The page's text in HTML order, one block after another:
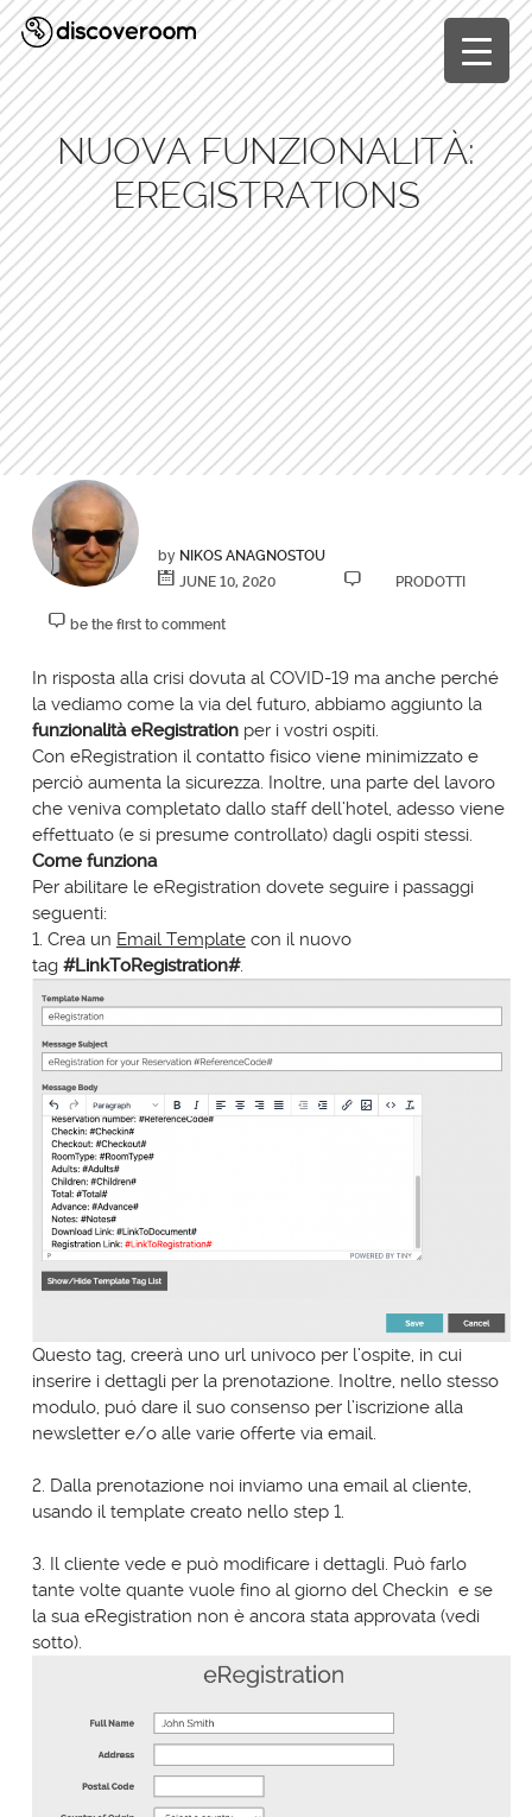
NUOVA FUNZIONALITÀ:
EREGISTRATIONS
by NIKOS ANAGNOSTOU
JUNE 10, 2020
PRODOTTI
be the first to comment
In risposta alla crisi dovuta al COVID-19 ma anche perché
la vediamo come la via del futuro, abbiamo aggiunto la
funzionalità eRegistrationper i vostri ospiti.
Con eRegistration il contatto fisico viene minimizzato e
perciò aumenta la sicurezza. Inoltre, una parte del lavoro
che veniva completato dallo staff dell’hotel, adesso viene
effettuato (e si presume controllato) dagli ospiti stessi.
Come funziona
Per abilitare le eRegistration dovete seguire i passaggi
seguenti:
1. Crea un Email Templatecon il nuovo
tag #LinkToRegistration#.
Questo tag, creerà uno url univoco per l’ospite, in cui
inserire i dettagli per la prenotazione. Inoltre, nello stesso
modulo, puó dare il suo consenso per l’iscrizione alla
newsletter e/o alle varie offerte via email.
2. Dalla prenotazione noi inviamo una email al cliente,
usando il template creato nello step 1.
3. Il cliente vede e può modificare i dettagli. Può farlo
tante volte quante vuole fino al giorno del Checkin e se
la sua eRegistration non è ancora stata approvata (vedi
sotto).